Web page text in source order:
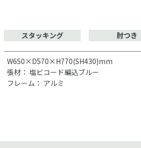
スタッキング 肘つき
W650×D570×H770(SH430)mm
張材： 塩ビコード編込ブルー
フレーム： アルミ